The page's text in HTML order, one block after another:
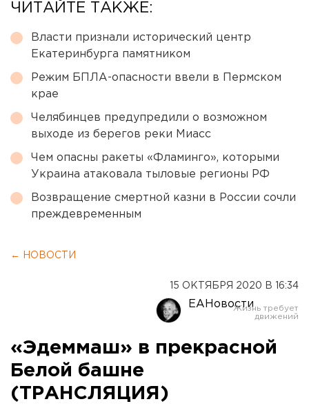
ЧИТАЙТЕ ТАКЖЕ:
Власти признали исторический центр
Екатеринбурга памятником
Режим БПЛА-опасности ввели в Пермском
крае
Челябинцев предупредили о возможном
выходе из берегов реки Миасс
Чем опасны ракеты «Фламинго», которыми
Украина атаковала тыловые регионы РФ
Возвращение смертной казни в России сочли
преждевременным
← НОВОСТИ
15 ОКТЯБРЯ 2020 В 16:34
ЕАНовости
«Эдеммаш» в прекрасной
Белой башне
(ТРАНСЛЯЦИЯ)